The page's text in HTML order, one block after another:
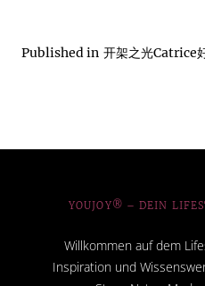
Published in 开架之光Catrice
YOUJOY® – DEIN
Willkommen auf dem
Inspiration und